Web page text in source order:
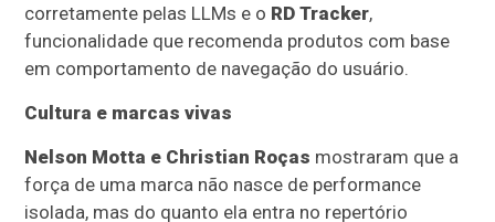
corretamente pelas LLMs e o RD Tracker,
funcionalidade que recomenda produtos com base
em comportamento de navegação do usuário.
Cultura e marcas vivas
Nelson Motta e Christian Roças mostraram que a
força de uma marca não nasce de performance
isolada, mas do quanto ela entra no repertório